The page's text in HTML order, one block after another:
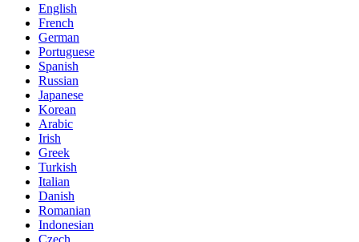
English
French
German
Portuguese
Spanish
Russian
Japanese
Korean
Arabic
Irish
Greek
Turkish
Italian
Danish
Romanian
Indonesian
Czech